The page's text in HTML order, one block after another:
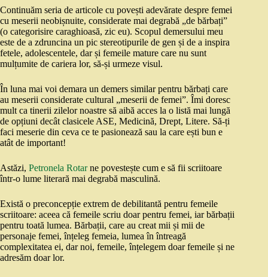
Continuăm seria de articole cu povești adevărate despre femei
cu meserii neobișnuite, considerate mai degrabă „de bărbați”
(o categorisire caraghioasă, zic eu). Scopul demersului meu
este de a zdruncina un pic stereotipurile de gen și de a inspira
fetele, adolescentele, dar și femeile mature care nu sunt
mulțumite de cariera lor, să-și urmeze visul.
În luna mai voi demara un demers similar pentru bărbați care
au meserii considerate cultural „meserii de femei”. Îmi doresc
mult ca tinerii zilelor noastre să aibă acces la o listă mai lungă
de opțiuni decât clasicele ASE, Medicină, Drept, Litere. Să-ți
faci meserie din ceva ce te pasionează sau la care ești bun e
atât de important!
Astăzi, Petronela Rotarne povestește cum e să fii scriitoare
într-o lume literară mai degrabă masculină.
Există o preconcepție extrem de debilitantă pentru femeile
scriitoare: aceea că femeile scriu doar pentru femei, iar bărbații
pentru toată lumea. Bărbații, care au creat mii și mii de
personaje femei, înțeleg femeia, lumea în întreagă
complexitatea ei, dar noi, femeile, înțelegem doar femeile și ne
adresăm doar lor.